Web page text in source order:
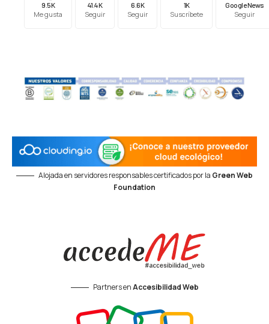
9.5K
Me gusta
41.4K
Seguir
6.6K
Seguir
1K
Suscríbete
Google News
Seguir
Alojada en servidores responsables certificados por la Green Web
Foundation
Partners enAccesibilidad Web